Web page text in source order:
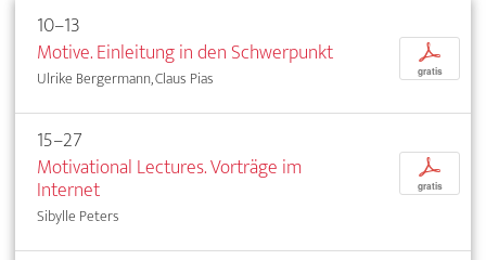
10–13
Motive. Einleitung in den Schwerpunkt
Ulrike Bergermann, Claus Pias
p
gratis
15–27
Motivational Lectures. Vorträge im
Internet
Sibylle Peters
p
gratis